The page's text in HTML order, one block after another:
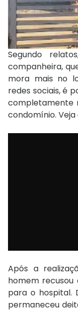
Segundo
companheira,
mora mais no
redes sociais, é
completamente
condomínio. Veja
Após a
homem
para o hospital.
permaneceu